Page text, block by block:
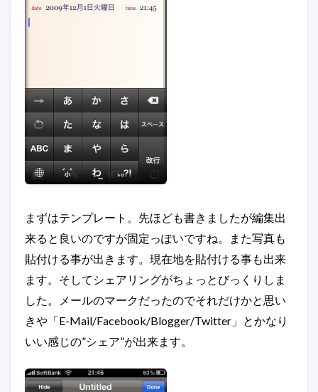
まずはテンプレート。先ほども書きましたが編集出
来ると良いのですが固定っぽいですね。また写真も
貼付ける事が出きます。現在地を貼付ける事も出来
ます。そしてシェアリングがちょっとびっくりしま
した。メールのマークだったのでそれだけかと思い
きや「E-Mail/Facebook/Blogger/Twitter」とかなり
いい感じの”シェア”が出来ます。